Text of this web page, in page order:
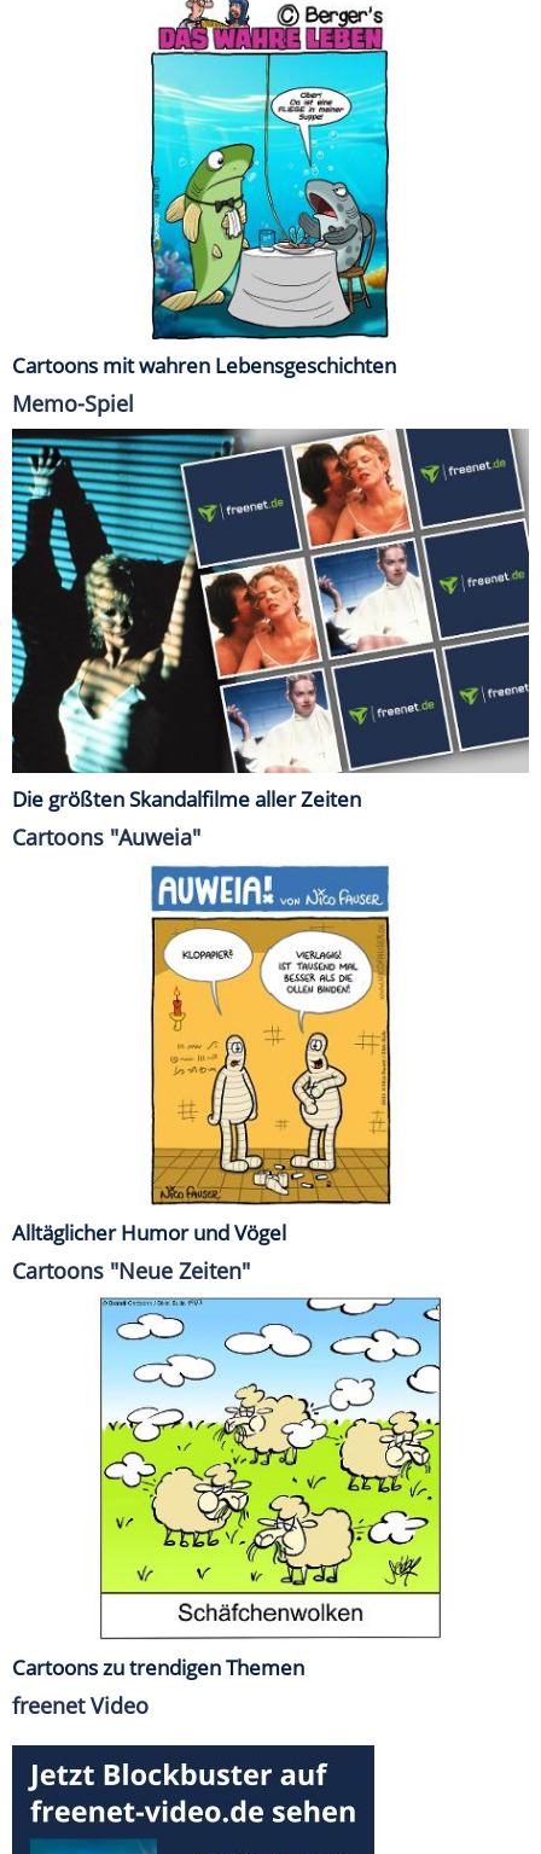
Cartoons mit wahren Lebensgeschichten
Memo-Spiel
Die größten Skandalfilme aller Zeiten
Cartoons "Auweia"
Alltäglicher Humor und Vögel
Cartoons "Neue Zeiten"
Cartoons zu trendigen Themen
freenet Video